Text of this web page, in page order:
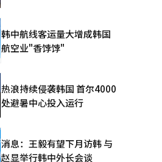
韩中航线客运量大增成韩国
航空业"香饽饽"
热浪持续侵袭韩国 首尔4000
处避暑中心投入运行
消息：王毅有望下月访韩 与
赵显举行韩中外长会谈